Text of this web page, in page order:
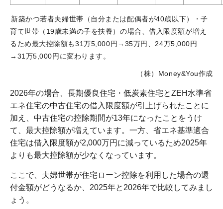
新築かつ若者夫婦世帯（自分または配偶者が40歳以下）・子
育て世帯（19歳未満の子を扶養）の場合、借入限度額が増え
るため最大控除額も31万5,000円→35万円、24万5,000円
→31万5,000円に変わります。
（株）Money&You作成
2026年の場合、長期優良住宅・低炭素住宅とZEH水準省
エネ住宅の中古住宅の借入限度額が引上げられたことに
加え、中古住宅の控除期間が13年になったことをうけ
て、最大控除額が増えています。一方、省エネ基準適合
住宅は借入限度額が2,000万円に減っているため2025年
よりも最大控除額が少なくなっています。
ここで、夫婦世帯が住宅ローン控除を利用した場合の還
付金額がどうなるか、2025年と2026年で比較してみまし
ょう。